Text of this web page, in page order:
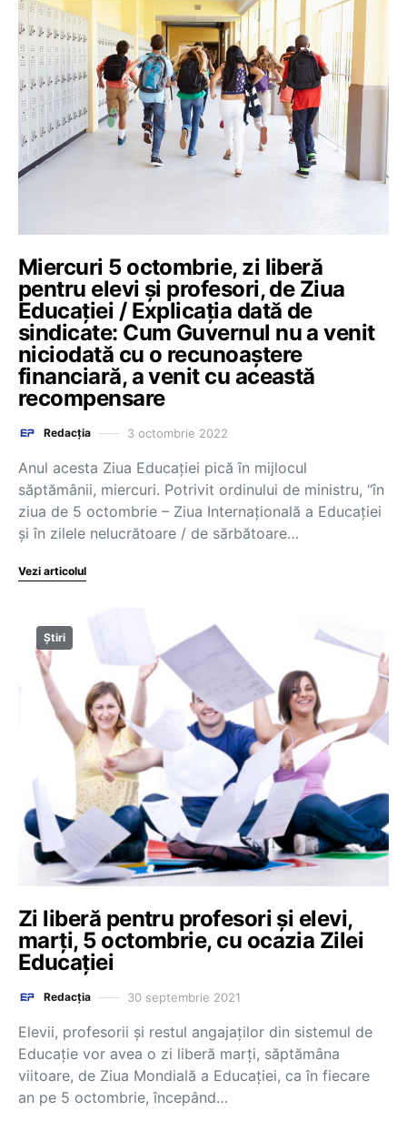
Miercuri 5 octombrie, zi liberă
pentru elevi și profesori, de Ziua
Educației / Explicația dată de
sindicate: Cum Guvernul nu a venit
niciodată cu o recunoaștere
financiară, a venit cu această
recompensare
Redacția 3 octombrie 2022
Anul acesta Ziua Educației pică în mijlocul
săptămânii, miercuri. Potrivit ordinului de ministru, “în
ziua de 5 octombrie – Ziua Internațională a Educației
și în zilele nelucrătoare / de sărbătoare…
Vezi articolul
Știri
Zi liberă pentru profesori și elevi,
marți, 5 octombrie, cu ocazia Zilei
Educației
Redacția 30 septembrie 2021
Elevii, profesorii și restul angajaților din sistemul de
Educație vor avea o zi liberă marți, săptămâna
viitoare, de Ziua Mondială a Educației, ca în fiecare
an pe 5 octombrie, începând…